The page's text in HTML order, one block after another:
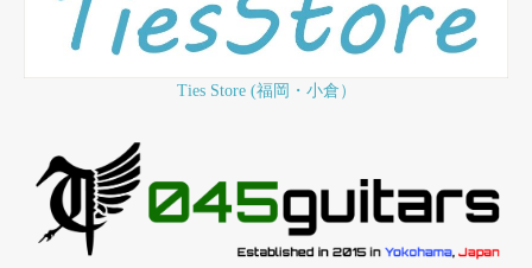
Ties Store (福岡・小倉）